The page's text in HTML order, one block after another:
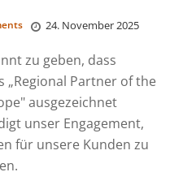
24. November 2025
zu geben, dass
„Regional Partner of the
ausgezeichnet
unser Engagement,
für unsere Kunden zu